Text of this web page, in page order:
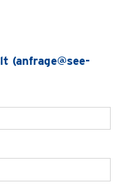
(anfrage@see-